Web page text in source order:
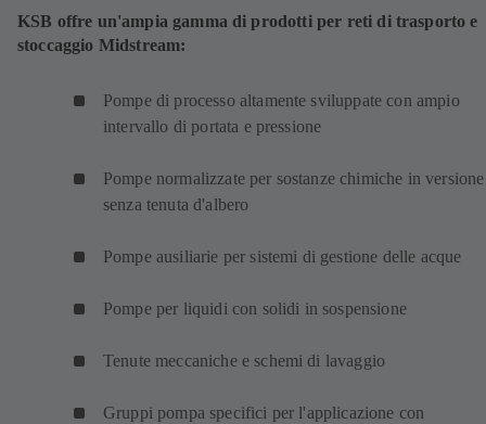
KSB offre un'ampia gamma di prodotti per reti di trasporto e
stoccaggio Midstream:
Pompe di processo altamente sviluppate con ampio
intervallo di portata e pressione
Pompe normalizzate per sostanze chimiche in versione
senza tenuta d'albero
Pompe ausiliarie per sistemi di gestione delle acque
Pompe per liquidi con solidi in sospensione
Tenute meccaniche e schemi di lavaggio
Gruppi pompa specifici per l'applicazione con